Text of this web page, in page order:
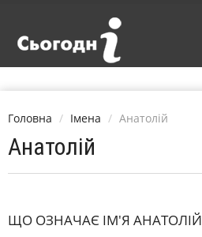
Головна Імена Анатолій
Анатолій
ЩО ОЗНАЧАЄ ІМ'Я АНАТОЛІЙ